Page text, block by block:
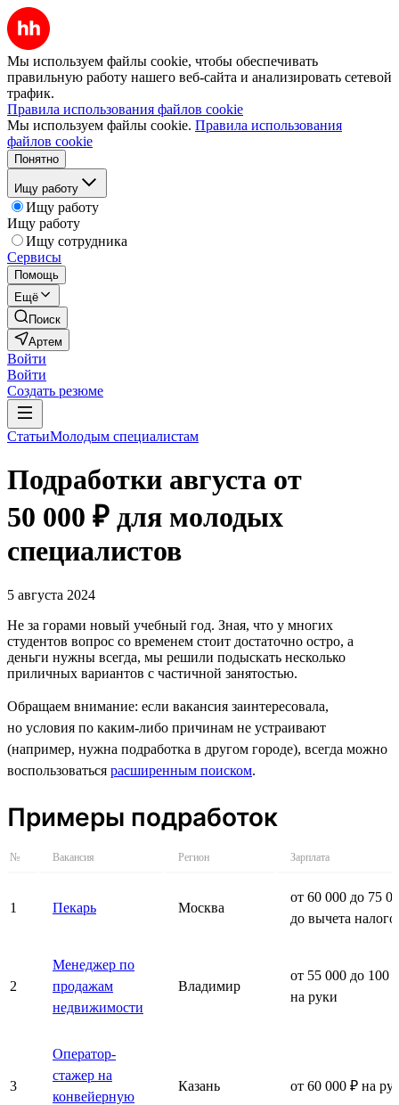
Мы используем файлы cookie, чтобы обеспечивать
правильную работу нашего веб-сайта и анализировать сетевой
трафик.
Правила использования файлов cookie
Мы используем файлы cookie. Правила использования
файлов cookie
Понятно
Ищу работу
Ищу работу
Ищу работу
Ищу сотрудника
Сервисы
Помощь
Ещё
Поиск
Артем
Войти
Войти
Создать резюме
СтатьиМолодым специалистам
Подработки августа от
50 000 ₽ для молодых
специалистов
5 августа 2024
Не за горами новый учебный год. Зная, что у многих
студентов вопрос со временем стоит достаточно остро, а
деньги нужны всегда, мы решили подыскать несколько
приличных вариантов с частичной занятостью.
Обращаем внимание: если вакансия заинтересовала,
но условия по каким-либо причинам не устраивают
(например, нужна подработка в другом городе), всегда можно
воспользоваться расширенным поиском.
Примеры подработок
№ Вакансия Регион Зарплата
1 Пекарь Москва
от 60 000 до 75
до вычета
2
Менеджер по
продажам
недвижимости
Владимир
от 55 000 до 100
на руки
3
Оператор-
стажер на
конвейерную
Казань от 60 000 ₽ на